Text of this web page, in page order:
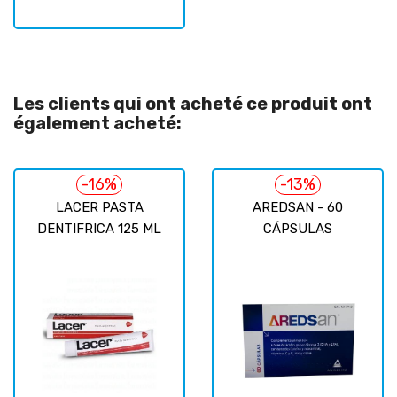
Les clients qui ont acheté ce produit ont
également acheté:
LACER PASTA
DENTIFRICA 125 ML
-16%
AREDSAN - 60
CÁPSULAS
-13%